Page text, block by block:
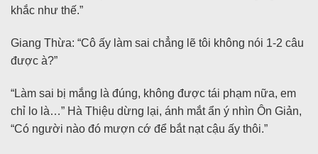
khắc như thế.”
Giang Thừa: “Cô ấy làm sai chẳng lẽ tôi không nói 1-2 câu
được à?”
“Làm sai bị mắng là đúng, không được tái phạm nữa, em
chỉ lo là…” Hà Thiệu dừng lại, ánh mắt ẩn ý nhìn Ôn Giản,
“Có người nào đó mượn cớ để bắt nạt cậu ấy thôi.”